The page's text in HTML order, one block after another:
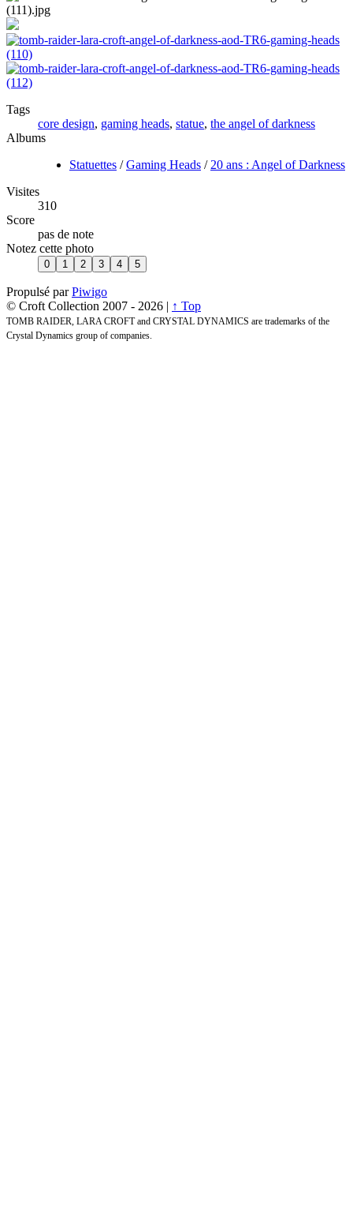
Tags
core design, gaming heads, statue, the angel of darkness
Albums
Statuettes /Gaming Heads /20 ans : Angel of Darkness
Visites
310
Score
pas de note
Notez cette photo
Propulsé parPiwigo
© Croft Collection 2007 - 2026 | ↑ Top
TOMB RAIDER, LARA CROFT and CRYSTAL DYNAMICS are trademarks of the
Crystal Dynamics group of companies.